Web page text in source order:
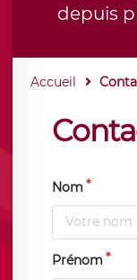
depuis
Accueil
Nom
Prénom